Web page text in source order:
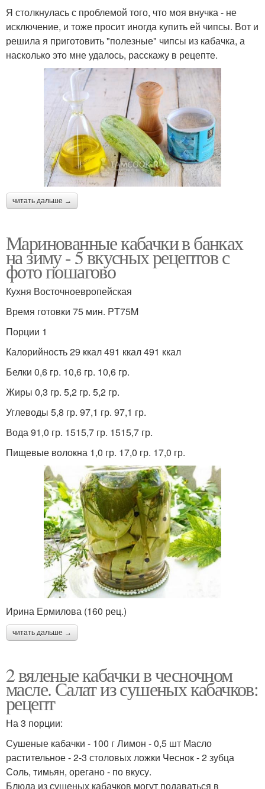
Я столкнулась с проблемой того, что моя внучка - не
исключение, и тоже просит иногда купить ей чипсы. Вот и
решила я приготовить "полезные" чипсы из кабачка, а
насколько это мне удалось, расскажу в рецепте.
читать дальше →
Маринованные кабачки в банках
на зиму - 5 вкусных рецептов с
фото пошагово
Кухня Восточноевропейская
Время готовки 75 мин. PT75M
Порции 1
Калорийность 29 ккал 491 ккал 491 ккал
Белки 0,6 гр. 10,6 гр. 10,6 гр.
Жиры 0,3 гр. 5,2 гр. 5,2 гр.
Углеводы 5,8 гр. 97,1 гр. 97,1 гр.
Вода 91,0 гр. 1515,7 гр. 1515,7 гр.
Пищевые волокна 1,0 гр. 17,0 гр. 17,0 гр.
Ирина Ермилова (160 рец.)
читать дальше →
2 вяленые кабачки в чесночном
масле. Салат из сушеных кабачков:
рецепт
На 3 порции:
Сушеные кабачки - 100 г Лимон - 0,5 шт Масло
растительное - 2-3 столовых ложки Чеснок - 2 зубца
Соль, тимьян, орегано - по вкусу.
Блюда из сушеных кабачков могут подаваться в